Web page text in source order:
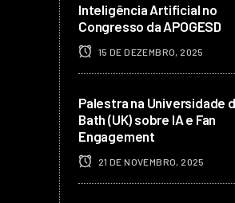
Inteligência Artificial no
Congresso da APOGESD
15 DE DEZEMBRO, 2025
Palestra na Universidade
Bath (UK) sobre IA e Fan
Engagement
21 DE NOVEMBRO, 2025